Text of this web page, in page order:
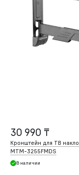
30 990 ₸
Кронштейн для ТВ
MTM-3255FMDS
В наличии